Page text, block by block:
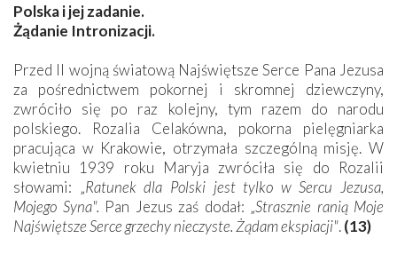
Polska i jej zadanie.
Żądanie Intronizacji.
Przed II wojną światową Najświętsze Serce Pana Jezusa
za pośrednictwem pokornej i skromnej dziewczyny,
zwróciło się po raz kolejny, tym razem do narodu
polskiego. Rozalia Celakówna, pokorna pielęgniarka
pracująca w Krakowie, otrzymała szczególną misję. W
kwietniu 1939 roku Maryja zwróciła się do Rozalii
słowami: „Ratunek dla Polski jest tylko w Sercu Jezusa,
Mojego Syna". Pan Jezus zaś dodał: „Strasznie ranią Moje
Najświętsze Serce grzechy nieczyste. Żądam ekspiacji".(13)